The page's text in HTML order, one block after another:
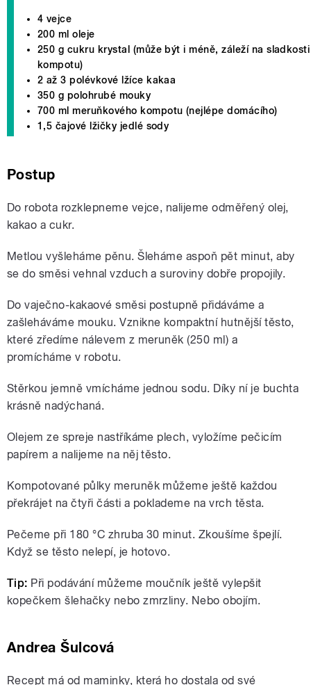
4 vejce
200 ml oleje
250 g cukru krystal (může být i méně, záleží na sladkosti
kompotu)
2 až 3 polévkové lžíce kakaa
350 g polohrubé mouky
700 ml meruňkového kompotu (nejlépe domácího)
1,5 čajové lžičky jedlé sody
Postup
Do robota rozklepneme vejce, nalijeme odměřený olej,
kakao a cukr.
Metlou vyšleháme pěnu. Šleháme aspoň pět minut, aby
se do směsi vehnal vzduch a suroviny dobře propojily.
Do vaječno-kakaové směsi postupně přidáváme a
zašleháváme mouku. Vznikne kompaktní hutnější těsto,
které zředíme nálevem z meruněk (250 ml) a
promícháme v robotu.
Stěrkou jemně vmícháme jednou sodu. Díky ní je buchta
krásně nadýchaná.
Olejem ze spreje nastříkáme plech, vyložíme pečicím
papírem a nalijeme na něj těsto.
Kompotované půlky meruněk můžeme ještě každou
překrájet na čtyři části a poklademe na vrch těsta.
Pečeme při 180 °C zhruba 30 minut. Zkoušíme špejlí.
Když se těsto nelepí, je hotovo.
Tip: Při podávání můžeme moučník ještě vylepšit
kopečkem šlehačky nebo zmrzliny. Nebo obojím.
Andrea Šulcová
Recept má od maminky, která ho dostala od své